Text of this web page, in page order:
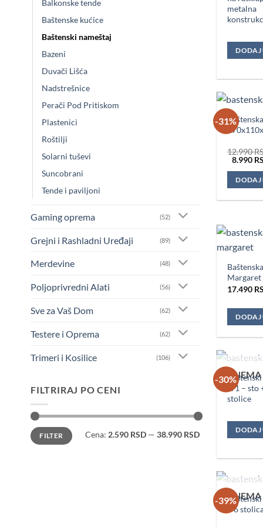
Balkonske tende
Baštenske kućice
Baštenski nameštaj
Bazeni
Duvači Lišća
Nadstrešnice
Perači Pod Pritiskom
Plastenici
Roštilji
Solarni tuševi
Suncobrani
Tende i paviljoni
Gaming oprema (52)
Grejni i Rashladni Uređaji (89)
Merdevine (48)
Poljoprivredni Alati (56)
Sve za Vaš Dom (62)
Testere i Oprema (62)
Trimeri i Kosilice (106)
FILTRIRAJ PO CENI
Minimalna
cena
Maksimalna
cenaFILTER Cena: 2.590 RSD— 38.990 RSD
metalna
DODAJ
-31%
12.990
je
bila:
8.990
DODAJ
Margaret
17.490
DODAJ
-30%Baštenski
3/1 – sto
stolice
DODAJ
-39%
+ 6